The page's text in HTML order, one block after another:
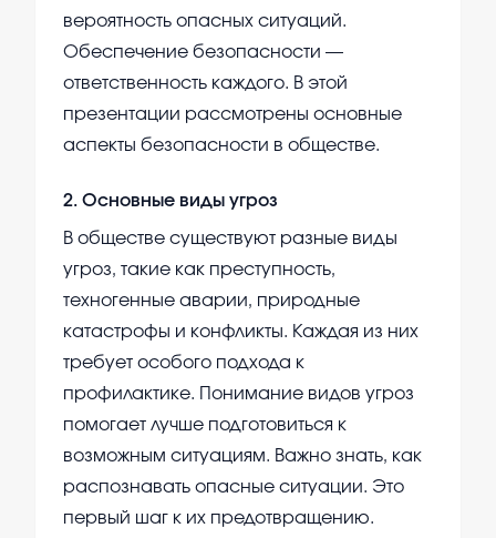
вероятность опасных ситуаций.
Обеспечение безопасности —
ответственность каждого. В этой
презентации рассмотрены основные
аспекты безопасности в обществе.
2. Основные виды угроз
В обществе существуют разные виды
угроз, такие как преступность,
техногенные аварии, природные
катастрофы и конфликты. Каждая из них
требует особого подхода к
профилактике. Понимание видов угроз
помогает лучше подготовиться к
возможным ситуациям. Важно знать, как
распознавать опасные ситуации. Это
первый шаг к их предотвращению.